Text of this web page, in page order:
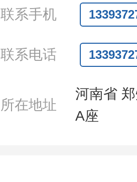
电话
:0371-
微信
联系人
: 沈晓
联系手机
联系电话
所在地址
河南省
A座